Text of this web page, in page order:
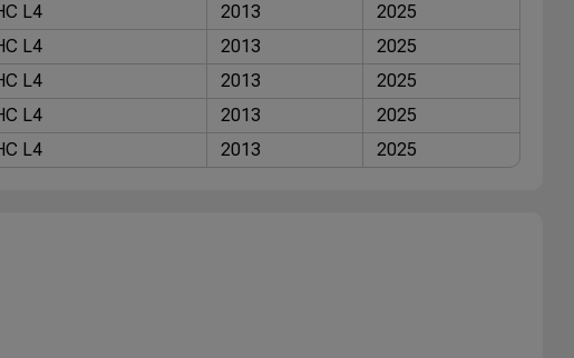
L4 2013
2025
L4 2013
2025
L4 2013
2025
L4 2013
2025
L4 2013 2025